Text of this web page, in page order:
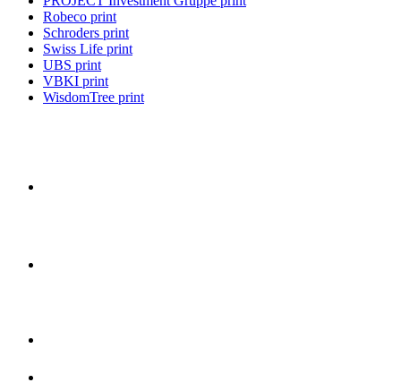
Robeco print
Schroders print
Swiss Life print
UBS print
VBKI print
WisdomTree print